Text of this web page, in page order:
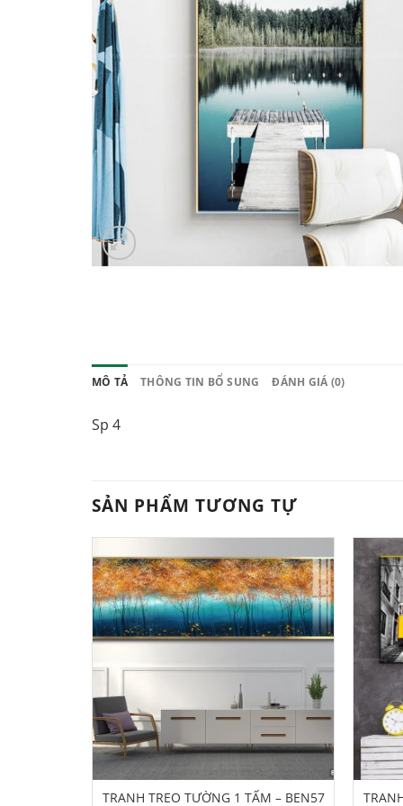
MÔ TẢ THÔNG TIN BỔ SUNG ĐÁNH GIÁ (0)
Sp 4
SẢN PHẨM TƯƠNG TỰ
TRANH TREO TƯỜNG 1 TẤM – BEN57